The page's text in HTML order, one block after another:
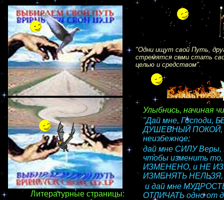
Литературные страницы:
"Одни ищут свой Путь,
стремятся сами стать
целью и средством".
Улыбнись, начиная
"Дай мне, Господи,
ДУШЕВНЫЙ ПОКОЙ,
неизбежное;
дай мне СИЛУ Веры,
чтобы изменить
ИЗМЕНЕНО, и НЕ
ИЗМЕНЯТЬ НЕЛЬЗЯ,
и дай мне
ОТЛИЧАТЬ одно от